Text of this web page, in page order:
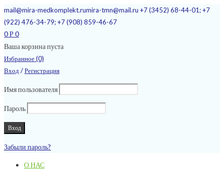
mail@mira-medkomplekt.rumira-tmn@mail.ru +7 (3452) 68-44-01; +7
(922) 476-34-79; +7 (908) 859-46-67
0 Р 0
Ваша корзина пуста
Избранное (0)
Вход /Регистрация
Имя пользователя
Пароль
Забыли пароль?
О НАС